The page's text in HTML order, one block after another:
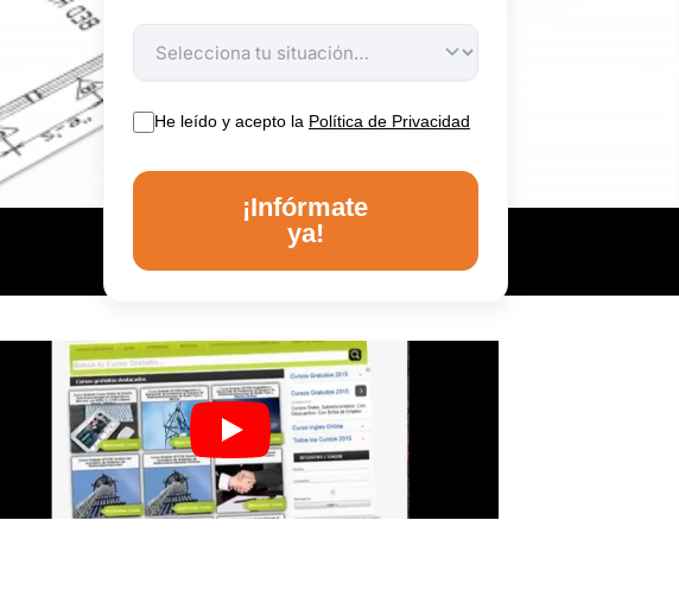
(usando
He leído y acepto la Política de Privacidad
¡Infórmate
ya!